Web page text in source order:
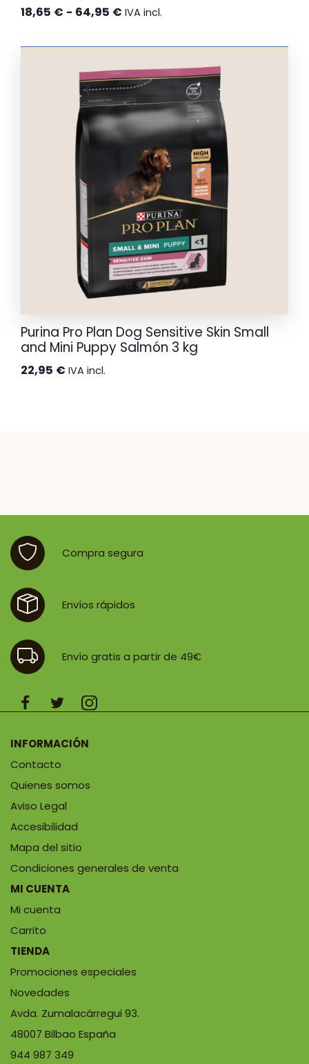
18,65 € - 64,95 € Rango
precios:
desde
18,65 €
hasta
64,95 €
IVA incl.
Purina Pro Plan Dog Sensitive Skin Small
and Mini Puppy Salmón 3 kg
22,95 € IVA incl.
Compra segura
Envíos rápidos
Envío gratis a partir de 49€
INFORMACIÓN
Contacto
Quienes somos
Aviso Legal
Accesibilidad
Mapa del sitio
Condiciones generales de venta
MI CUENTA
Mi cuenta
Carrito
TIENDA
Promociones especiales
Novedades
Avda. Zumalacárregui 93.
48007 Bilbao España
944 987 349